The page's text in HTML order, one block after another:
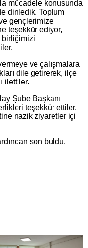
mücadele konusunda
dinledik. Toplum
gençlerimize
teşekkür ediyor,
birliğimizi
ve çalışmalara
dile getirerek, ilçe
ilettiler.
Şube Başkanı
teşekkür ettiler.
nazik ziyaretler içi
son buldu.